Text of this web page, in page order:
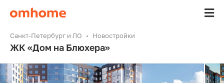
Санкт-Петербург и ЛО Новостройки
ЖК «Дом на Блюхера»